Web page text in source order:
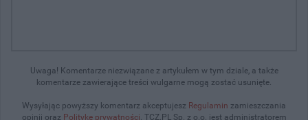
Uwaga! Komentarze niezwiązane z artykułem w tym dziale, a także
komentarze zawierające treści wulgarne mogą zostać usunięte.
Wysyłając powyższy komentarz akceptujesz Regulamin zamieszczania
opinii oraz Politykę prywatności. TCZ.PL Sp. z o.o. jest administratorem